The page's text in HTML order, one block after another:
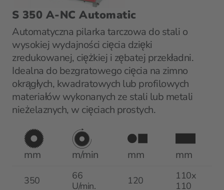
S 350 A-NC Automatic
Automatyczna pilarka tarczowa do stali o
wysokiej wydajności cięcia dzięki
zredukowanej, ciężkiej i zębatej przekładni.
Idealna do bezgratowego cięcia na zimno
okrągłych, kwadratowych lub profilowych
materiałów wykonanych ze stali lub metali
nieżelaznych, w cięciach prostych.
mm m/min mm mm
350
66
U/min.
120
110x
110